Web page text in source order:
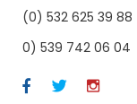
(0) 532 625 39 88
0) 539 742 06 04